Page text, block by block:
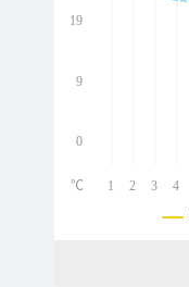
19
9
0
1 2 3 4
℃